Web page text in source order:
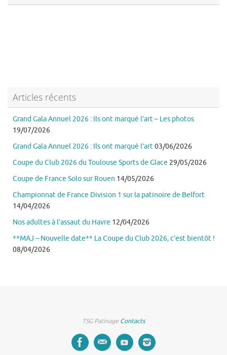
Articles récents
Grand Gala Annuel 2026 : Ils ont marqué l’art – Les photos
19/07/2026
Grand Gala Annuel 2026 : Ils ont marqué l’art03/06/2026
Coupe du Club 2026 du Toulouse Sports de Glace 29/05/2026
Coupe de France Solo sur Rouen 14/05/2026
Championnat de France Division 1 sur la patinoire de Belfort
14/04/2026
Nos adultes à l’assaut du Havre 12/04/2026
**MAJ – Nouvelle date** La Coupe du Club 2026, c’est bientôt !
08/04/2026
TSG Patinage Contacts